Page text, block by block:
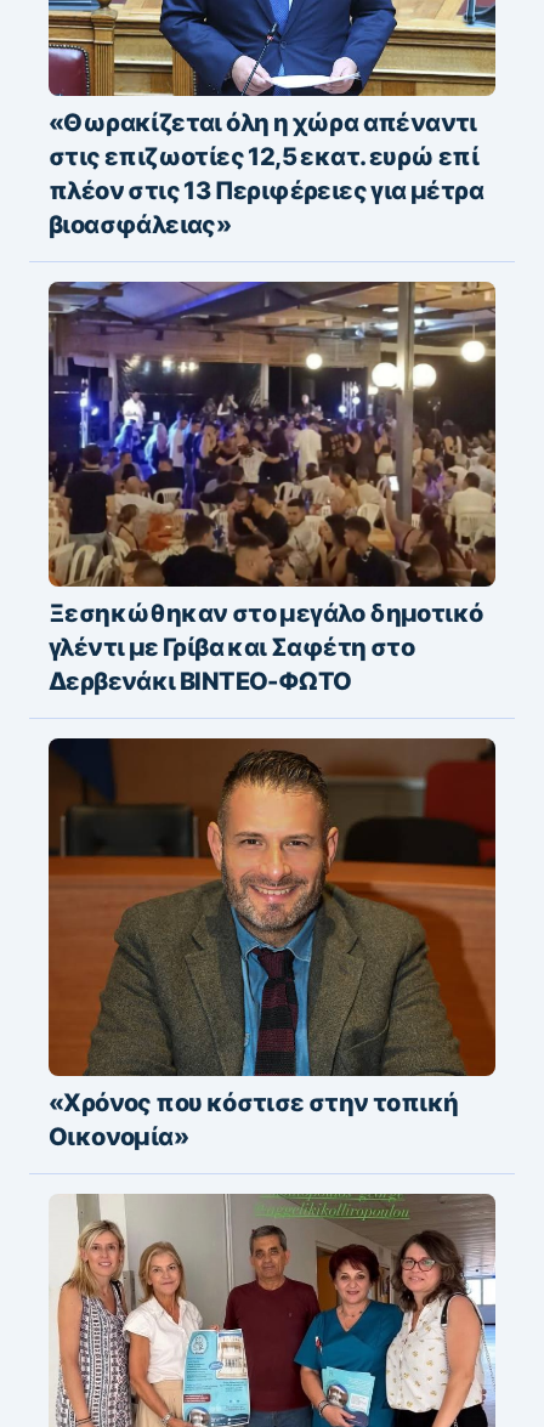
«Θωρακίζεται όλη η χώρα απέναντι
στις επιζωοτίες 12,5 εκατ. ευρώ επί
πλέον στις 13 Περιφέρειες για μέτρα
βιοασφάλειας»
Ξεσηκώθηκαν στο μεγάλο δημοτικό
γλέντι με Γρίβα και Σαφέτη στο
Δερβενάκι ΒΙΝΤΕΟ-ΦΩΤΟ
«Χρόνος που κόστισε στην τοπική
Οικονομία»